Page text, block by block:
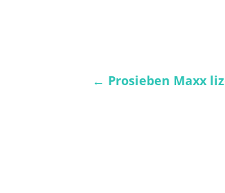
← Prosieben Maxx